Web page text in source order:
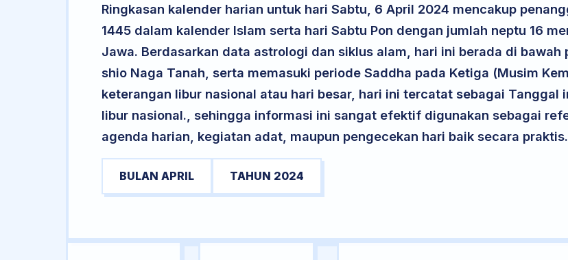
Ringkasan kalender harian untuk hari Sabtu, 6 April 2024 mencakup
1445 dalam kalender Islam serta hari Sabtu Pon dengan jumlah neptu 16
Jawa. Berdasarkan data astrologi dan siklus alam, hari ini berada di bawah
shio Naga Tanah, serta memasuki periode Saddha pada Ketiga (Musim
keterangan libur nasional atau hari besar, hari ini tercatat sebagai Tanggal
libur nasional., sehingga informasi ini sangat efektif digunakan sebagai
agenda harian, kegiatan adat, maupun pengecekan hari baik secara praktis.
BULAN APRIL TAHUN 2024